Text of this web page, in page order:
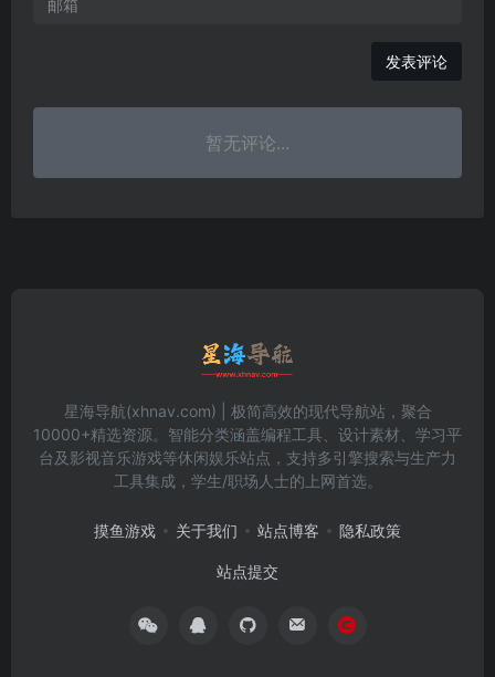
发表评论
暂无评论...
星海导航(xhnav.com) | 极简高效的现代导航站，聚合
10000+精选资源。智能分类涵盖编程工具、设计素材、学习平
台及影视音乐游戏等休闲娱乐站点，支持多引擎搜索与生产力
工具集成，学生/职场人士的上网首选。
摸鱼游戏 关于我们 站点博客 隐私政策
站点提交